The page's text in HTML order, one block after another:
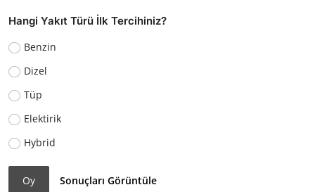
Hangi Yakıt Türü İlk Tercihiniz?
Benzin
Dizel
Tüp
Elektirik
Hybrid
Oy Sonuçları Görüntüle